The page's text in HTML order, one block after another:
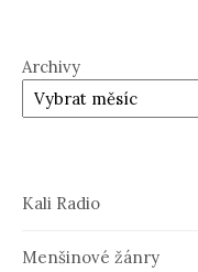
Archivy
Kali Radio
Menšinové žánry